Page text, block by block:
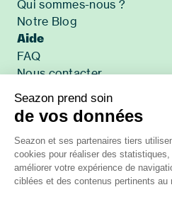
Seazon prend soin
de vos données
Seazon et ses partenaires tiers
cookies pour réaliser des statistiques,
améliorer votre expérience de
ciblées et des contenus pertinents au
Qui sommes-nous ?
Notre Blog
Aide
FAQ
Nous contacter
Presse
Accessibilité : non conforme
Applications